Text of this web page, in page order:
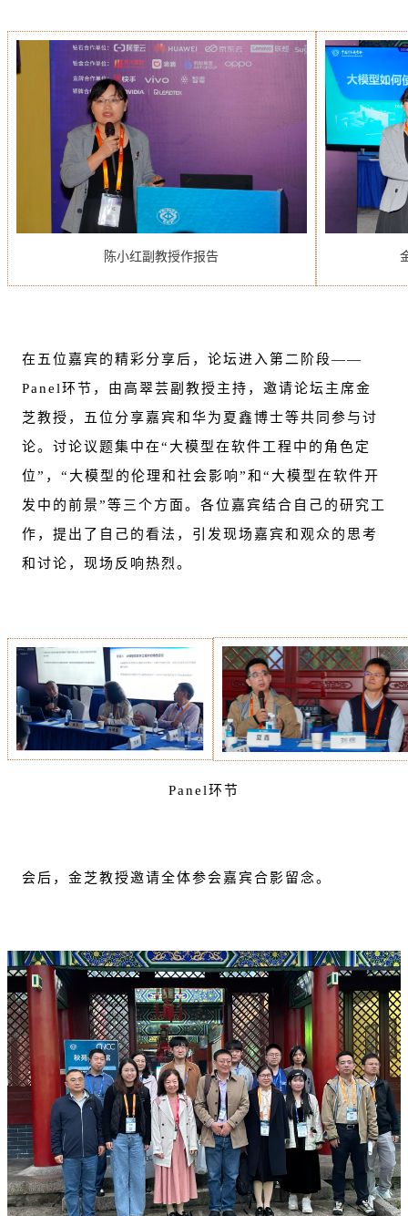
陈小红副教授作报告
在五位嘉宾的精彩分享后，论坛进入第二阶段——
Panel环节，由高翠芸副教授主持，邀请论坛主席金
芝教授，五位分享嘉宾和华为夏鑫博士等共同参与讨
论。讨论议题集中在“大模型在软件工程中的角色定
位”，“大模型的伦理和社会影响”和“大模型在软件开
发中的前景”等三个方面。各位嘉宾结合自己的研究工
作，提出了自己的看法，引发现场嘉宾和观众的思考
和讨论，现场反响热烈。
Panel环节
会后，金芝教授邀请全体参会嘉宾合影留念。